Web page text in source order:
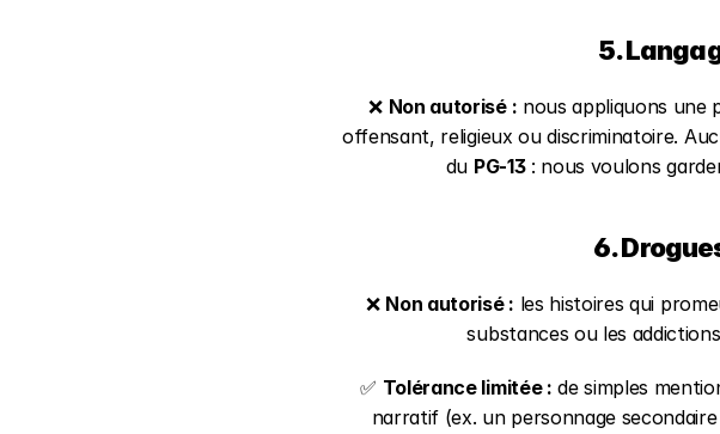
5.
❌ Non autorisé : nous appliquons une
offensant, religieux ou discriminatoire.
du PG-13 : nous voulons
6.
❌ Non autorisé : les histoires qui
substances ou les
✅ Tolérance limitée : de simples
narratif (ex. un personnage